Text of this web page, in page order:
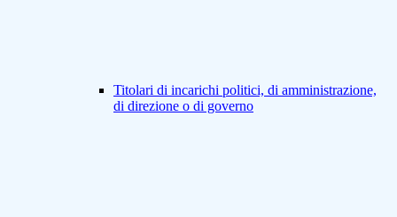
Titolari di incarichi politici, di amministrazione,
di direzione o di governo